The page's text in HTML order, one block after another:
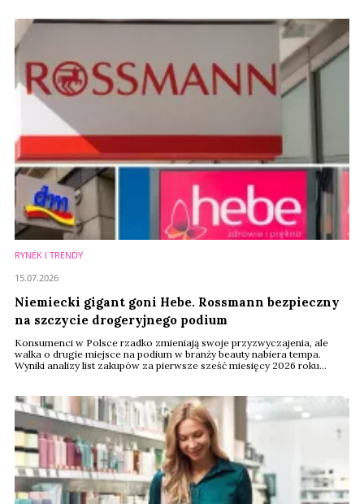
RYNEK I TRENDY
Niemiecki gigant goni Hebe. Rossmann bezpieczny
na szczycie drogeryjnego podium
Konsumenci w Polsce rzadko zmieniają swoje przyzwyczajenia, ale
walka o drugie miejsce na podium w branży beauty nabiera tempa.
Wyniki analizy list zakupów za pierwsze sześć miesięcy 2026 roku
obecnie za plecami lidera.
15.07.2026